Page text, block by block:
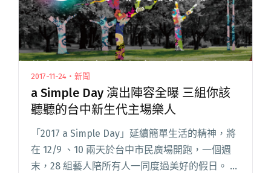
2017-11-24・新聞
a Simple Day 演出陣容全曝 三組你該
聽聽的台中新生代主場樂人
「2017 a Simple Day」延續簡單生活的精神，將
在 12/9 、10 兩天於台中市民廣場開跑，一個週
末，28 組藝人陪所有人一同度過美好的假日。 甫